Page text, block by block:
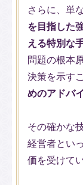
さらに、単
を目指した
える特別な
問題の根本
決策を示す
めのアドバ
その確かな
経営者とい
価を受けて